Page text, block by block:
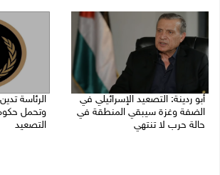
أبو ردينة: التصعيد الإسرائيلي في
الضفة وغزة سيبقي المنطقة في
حالة حرب لا تنتهي
الرئاسة
وتحمل
التصعيد